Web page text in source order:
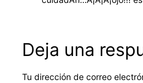
Deja una
Tu dirección de correo